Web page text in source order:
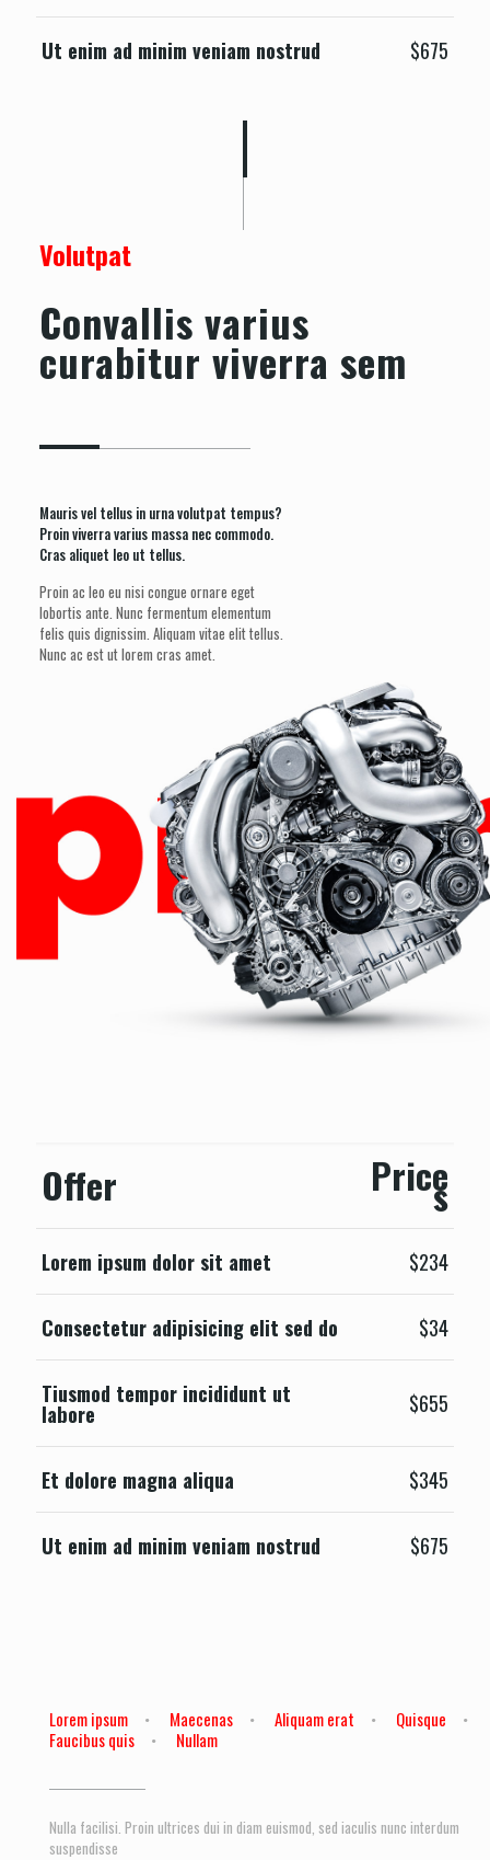
Ut enim ad minim veniam nostrud $675
Volutpat
Convallis varius
curabitur viverra sem
Mauris vel tellus in urna volutpat tempus?
Proin viverra varius massa nec commodo.
Cras aliquet leo ut tellus.
Proin ac leo eu nisi congue ornare eget
lobortis ante. Nunc fermentum elementum
felis quis dignissim. Aliquam vitae elit tellus.
Nunc ac est ut lorem cras amet.
Offer Price
s
Lorem ipsum dolor sit amet $234
Consectetur adipisicing elit sed do $34
Tiusmod tempor incididunt ut
labore $655
Et dolore magna aliqua $345
Ut enim ad minim veniam nostrud $675
Lorem ipsum Maecenas Aliquam erat
Quisque
Faucibus quis
Nullam
Nulla facilisi. Proin ultrices dui in diam euismod, sed iaculis nunc interdum
suspendisse